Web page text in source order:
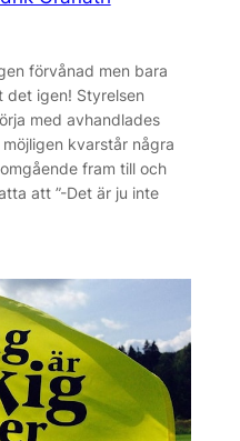
förvånad men bara
det igen! Styrelsen
med avhandlades
kvarstår några
fram till och
att ”-Det är ju inte